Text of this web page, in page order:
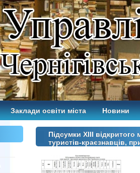
Заклади освіти міста Новини
Підсумки ХІІІ
туристів-краєзнавців,